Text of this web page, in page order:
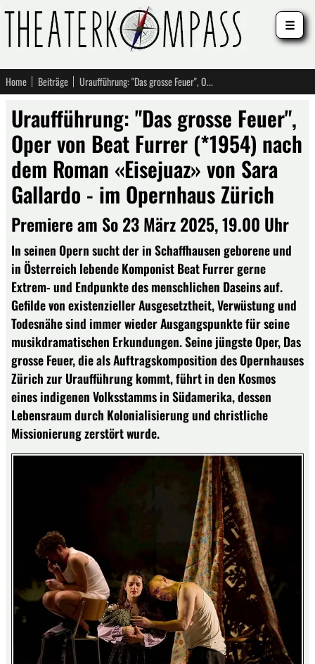
Home Beiträge Uraufführung: "Das grosse Feuer", Oper von Beat Furrer (*1954) nach dem Roman «Eisejuaz» von Sara Gallardo - im Opernhaus Zürich
Uraufführung: "Das grosse Feuer",
Oper von Beat Furrer (*1954) nach
dem Roman «Eisejuaz» von Sara
Gallardo - im Opernhaus Zürich
Premiere am So 23 März 2025, 19.00 Uhr
In seinen Opern sucht der in Schaffhausen geborene und
in Österreich lebende Komponist Beat Furrer gerne
Extrem- und Endpunkte des menschlichen Daseins auf.
Gefilde von existenzieller Ausgesetztheit, Verwüstung und
Todesnähe sind immer wieder Ausgangspunkte für seine
musikdramatischen Erkundungen. Seine jüngste Oper, Das
grosse Feuer, die als Auftragskomposition des Opernhauses
Zürich zur Uraufführung kommt, führt in den Kosmos
eines indigenen Volksstamms in Südamerika, dessen
Lebensraum durch Kolonialisierung und christliche
Missionierung zerstört wurde.
☰